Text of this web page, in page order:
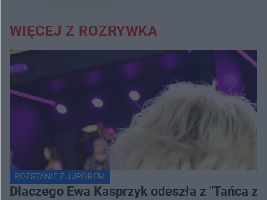
WIĘCEJ Z ROZRYWKA
ROZSTANIE Z JUROREM
Dlaczego Ewa Kasprzyk odeszła z "Tańca